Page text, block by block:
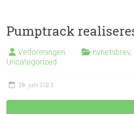
Pumptrack
Velforeningen nyhetsbrev,
Uncategorized
28. juni 2023